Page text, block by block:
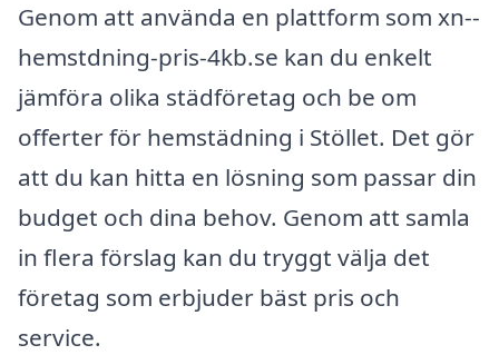
Genom att använda en plattform som xn--
hemstdning-pris-4kb.se kan du enkelt
jämföra olika städföretag och be om
offerter för hemstädning i Stöllet. Det gör
att du kan hitta en lösning som passar din
budget och dina behov. Genom att samla
in flera förslag kan du tryggt välja det
företag som erbjuder bäst pris och
service.